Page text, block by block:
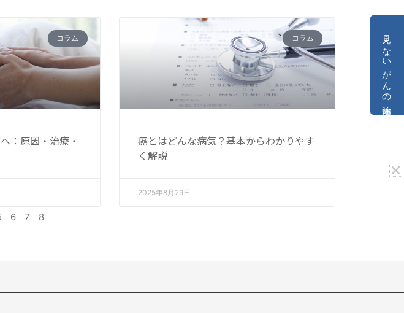
コラム
：原因・治療・
コラム
癌とはどんな病気？基本からわかりやす
く解説
2025年8月29日
6 7 8
見えないがんの治療法